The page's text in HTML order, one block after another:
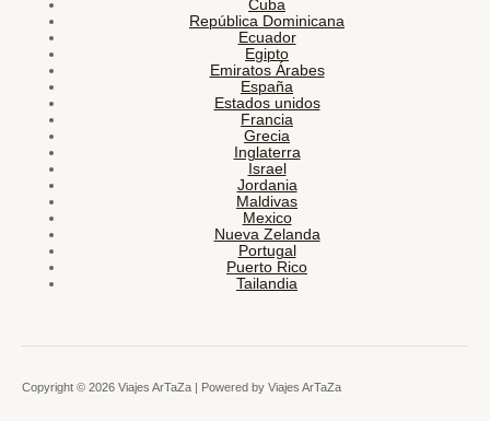
Cuba
República Dominicana
Ecuador
Egipto
Emiratos Árabes
España
Estados unidos
Francia
Grecia
Inglaterra
Israel
Jordania
Maldivas
Mexico
Nueva Zelanda
Portugal
Puerto Rico
Tailandia
Copyright © 2026 Viajes ArTaZa | Powered by Viajes ArTaZa